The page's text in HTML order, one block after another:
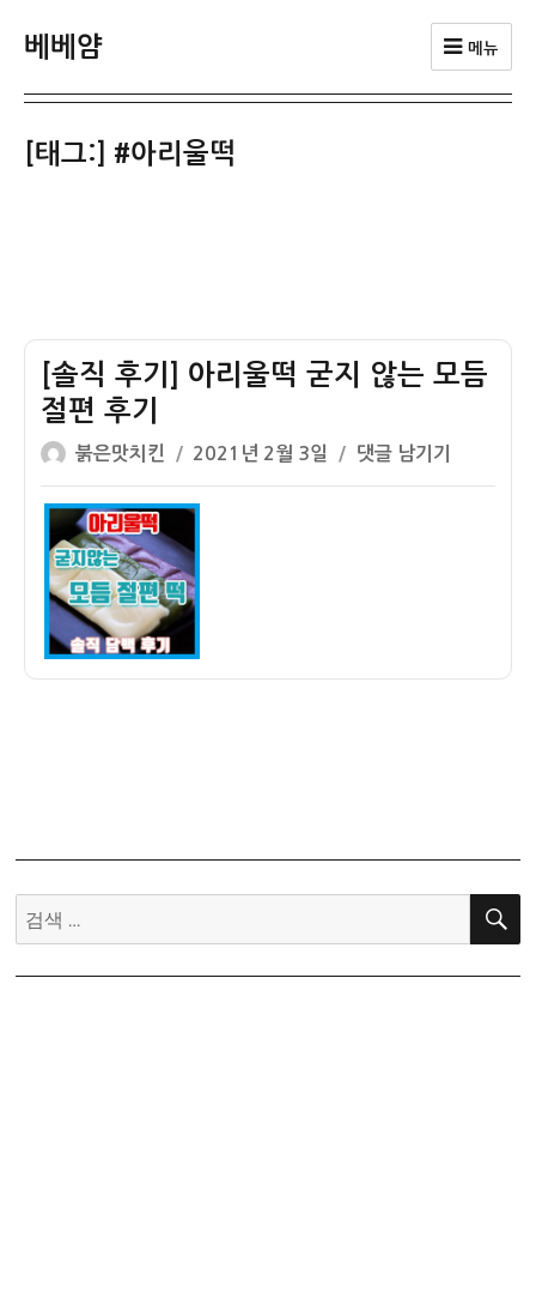
베베얌 메뉴
[태그:] #아리울떡
[솔직 후기] 아리울떡 굳지 않는 모듬
절편 후기
글
쓴
이
붉은맛치킨
작
성
일
2021년 2월 3일
[솔
직
댓글 남기기
검
색:
검